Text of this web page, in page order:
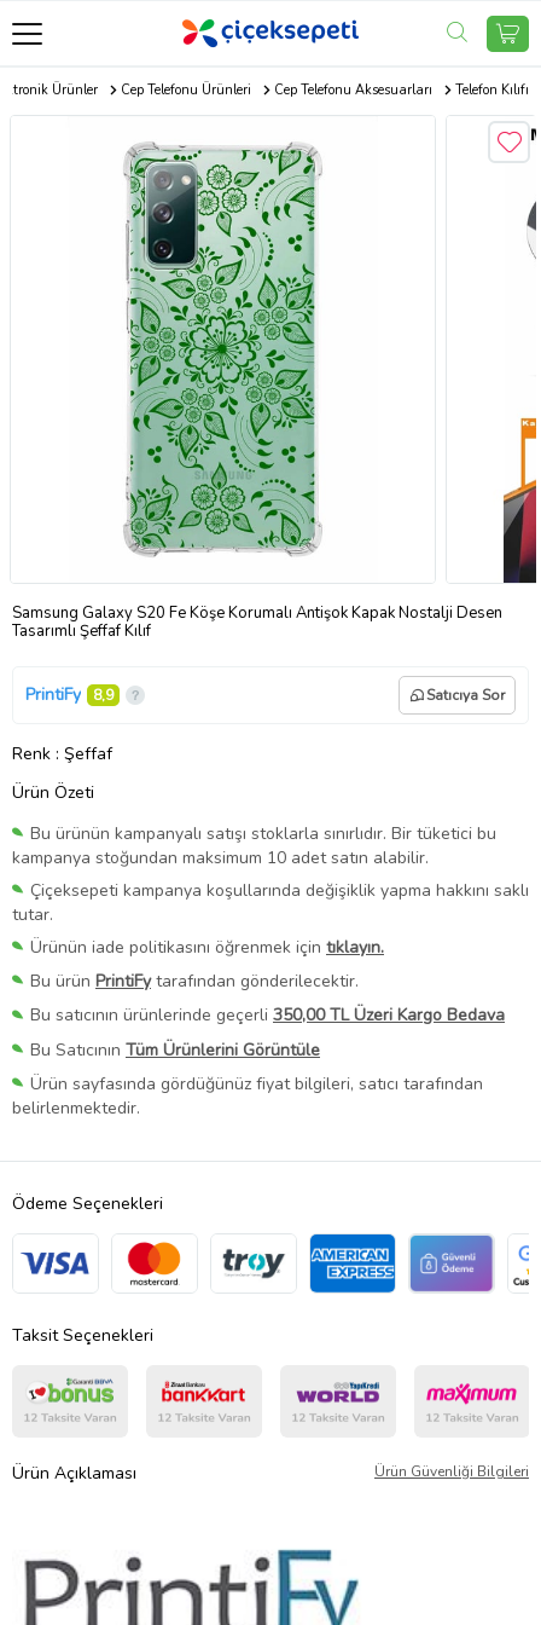
Ürünler Cep Telefonu Ürünleri Cep Telefonu Aksesuarları Telefon Kılıfı
Samsung Galaxy S20 Fe Köşe Korumalı Antişok Kapak Nostalji Desen
Tasarımlı Şeffaf Kılıf
PrintiFy 8,9 Satıcıya Sor
Renk : Şeffaf
Ürün Özeti
Bu ürünün kampanyalı satışı stoklarla sınırlıdır. Bir tüketici bu
kampanya stoğundan maksimum 10 adet satın alabilir.
Çiçeksepeti kampanya koşullarında değişiklik yapma hakkını saklı
tutar.
Ürünün iade politikasını öğrenmek için tıklayın.
Bu ürün PrintiFytarafından gönderilecektir.
Bu satıcının ürünlerinde geçerli 350,00 TL Üzeri Kargo Bedava
Bu Satıcının Tüm Ürünlerini Görüntüle
Ürün sayfasında gördüğünüz fiyat bilgileri, satıcı tarafından
belirlenmektedir.
Ödeme Seçenekleri
Taksit Seçenekleri
Ürün Açıklaması Ürün Güvenliği Bilgileri